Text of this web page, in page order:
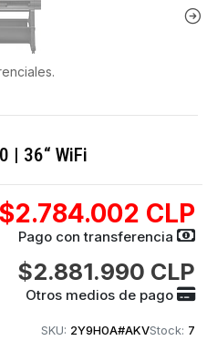
| 36“ WiFi
$2.784.002 CLP
Pago con transferencia
$2.881.990 CLP
Otros medios de pago
SKU: 2Y9H0A#AKVStock: 7